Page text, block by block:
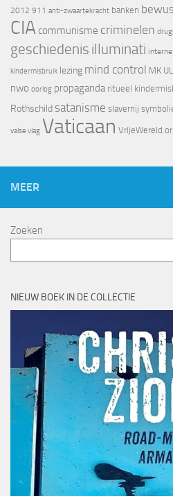
2012 911 anti-zwaartekracht banken
CIA communisme criminelen
geschiedenis illuminati
kindermisbruik lezing mind control MK
nwo oorlog propaganda ritueel
Rothschild satanisme slavernij
valse vlag Vaticaan
MEER
Zoeken
NIEUW BOEK IN DE COLLECTIE